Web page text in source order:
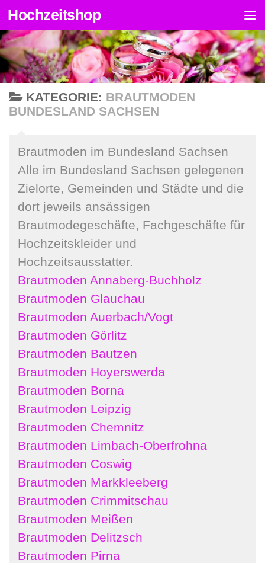
Zum Inhalt springen
Hochzeitshop
KATEGORIE: BRAUTMODEN
BUNDESLAND SACHSEN
Brautmoden im Bundesland Sachsen
Alle im Bundesland Sachsen gelegenen
Zielorte, Gemeinden und Städte und die
dort jeweils ansässigen
Brautmodegeschäfte, Fachgeschäfte für
Hochzeitskleider und
Hochzeitsausstatter.
Brautmoden Annaberg-Buchholz
Brautmoden Glauchau
Brautmoden Auerbach/Vogt
Brautmoden Görlitz
Brautmoden Bautzen
Brautmoden Hoyerswerda
Brautmoden Borna
Brautmoden Leipzig
Brautmoden Chemnitz
Brautmoden Limbach-Oberfrohna
Brautmoden Coswig
Brautmoden Markkleeberg
Brautmoden Crimmitschau
Brautmoden Meißen
Brautmoden Delitzsch
Brautmoden Pirna